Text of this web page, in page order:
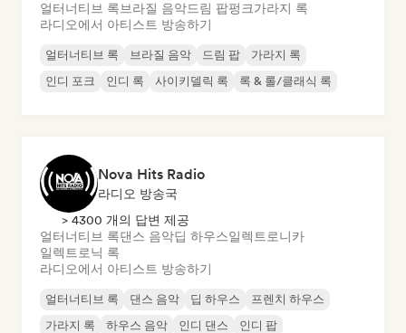
얼터너티브 록브라질 음악드림 팝펑크가라지 록
라디오에서 아티스트 방송하기
얼터너티브 록 브라질 음악 드림 팝
가라지 록
인디 포크
인디 록 사이키델릭 록 록 & 롤/클래식 록
Nova Hits Radio
라디오 방송국
> 4300 개의 답변 제공
얼터너티브 록댄스 음악딥 하우스일렉트로니카
일렉트로닉 록
라디오에서 아티스트 방송하기
얼터너티브 록 댄스 음악 딥 하우스
프렌치 하우스
가라지 록
하우스 음악 인디 댄스 인디 팝